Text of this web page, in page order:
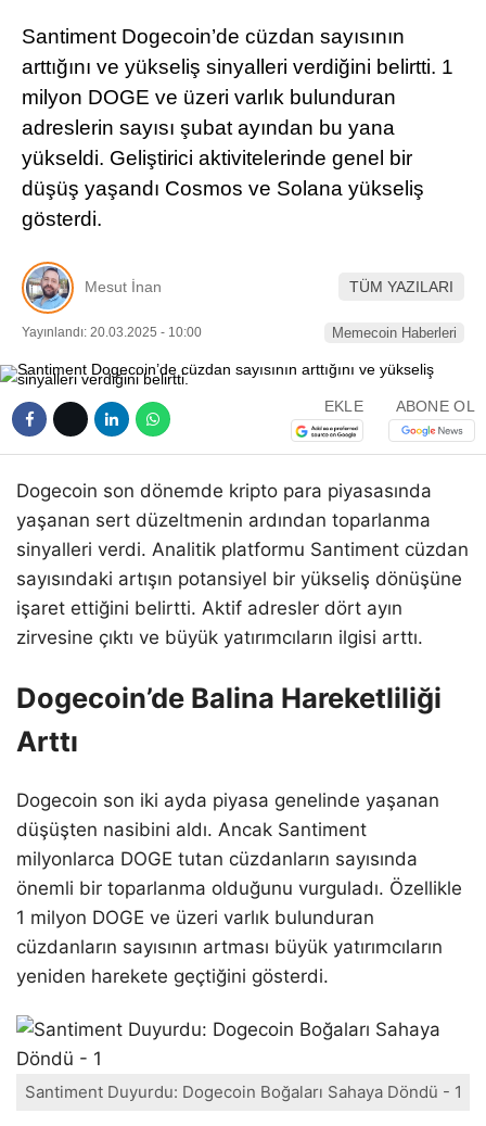
LinkedIn
Telegram
Santiment Dogecoin’de cüzdan sayısının
arttığını ve yükseliş sinyalleri verdiğini belirtti. 1
milyon DOGE ve üzeri varlık bulunduran
adreslerin sayısı şubat ayından bu yana
yükseldi. Geliştirici aktivitelerinde genel bir
düşüş yaşandı Cosmos ve Solana yükseliş
gösterdi.
Mesut İnan TÜM YAZILARI
Yayınlandı: 20.03.2025 - 10:00 Memecoin Haberleri
EKLE ABONE OL
Dogecoin son dönemde kripto para piyasasında
yaşanan sert düzeltmenin ardından toparlanma
sinyalleri verdi. Analitik platformu Santiment cüzdan
sayısındaki artışın potansiyel bir yükseliş dönüşüne
işaret ettiğini belirtti. Aktif adresler dört ayın
zirvesine çıktı ve büyük yatırımcıların ilgisi arttı.
Dogecoin’de Balina Hareketliliği
Arttı
Dogecoin son iki ayda piyasa genelinde yaşanan
düşüşten nasibini aldı. Ancak Santiment
milyonlarca DOGE tutan cüzdanların sayısında
önemli bir toparlanma olduğunu vurguladı. Özellikle
1 milyon DOGE ve üzeri varlık bulunduran
cüzdanların sayısının artması büyük yatırımcıların
yeniden harekete geçtiğini gösterdi.
Santiment Duyurdu: Dogecoin Boğaları Sahaya Döndü - 1